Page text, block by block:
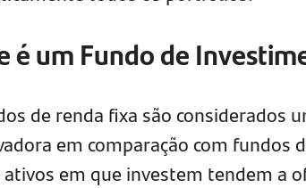
é um Fundo de
de renda fixa são considerados
em comparação com fundos
em que investem tendem a